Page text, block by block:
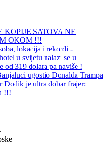
KOPIJE SATOVA NE
OKOM !!!
lokacija i rekordi -
u svijetu nalazi se u
od 319 dolara pa naviše !
ugostio Donalda Trampa
Dodik je ultra dobar frajer:
!!!